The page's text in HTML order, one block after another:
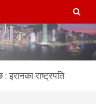
अनलाईन
com
इरानका राष्ट्रपति